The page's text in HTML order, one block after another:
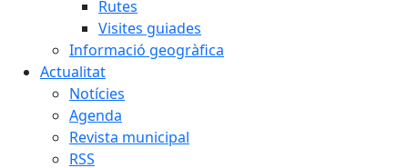
Rutes
Visites guiades
Informació geogràfica
Actualitat
Notícies
Agenda
Revista municipal
RSS